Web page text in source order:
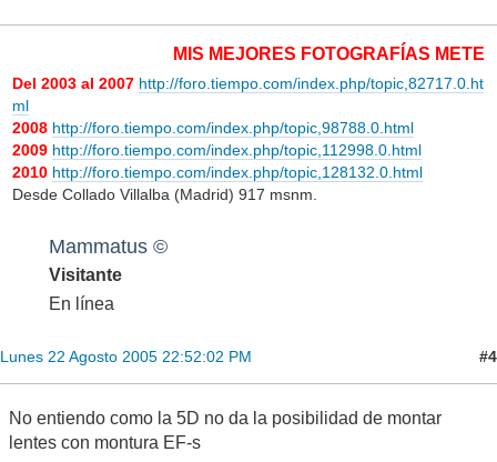
MIS MEJORES FOTOGRAFÍAS
Del 2003 al 2007 http://foro.tiempo.com/index.php/topic,82717.0.ht
ml
2008 http://foro.tiempo.com/index.php/topic,98788.0.html
2009 http://foro.tiempo.com/index.php/topic,112998.0.html
2010 http://foro.tiempo.com/index.php/topic,128132.0.html
Desde Collado Villalba (Madrid) 917 msnm.
Mammatus ©
Visitante
En línea
Lunes 22 Agosto 2005 22:52:02 PM #4
No entiendo como la 5D no da la posibilidad de montar
lentes con montura EF-s